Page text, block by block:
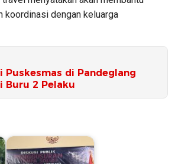
koordinasi dengan keluarga
Puskesmas di Pandeglang
Buru 2 Pelaku